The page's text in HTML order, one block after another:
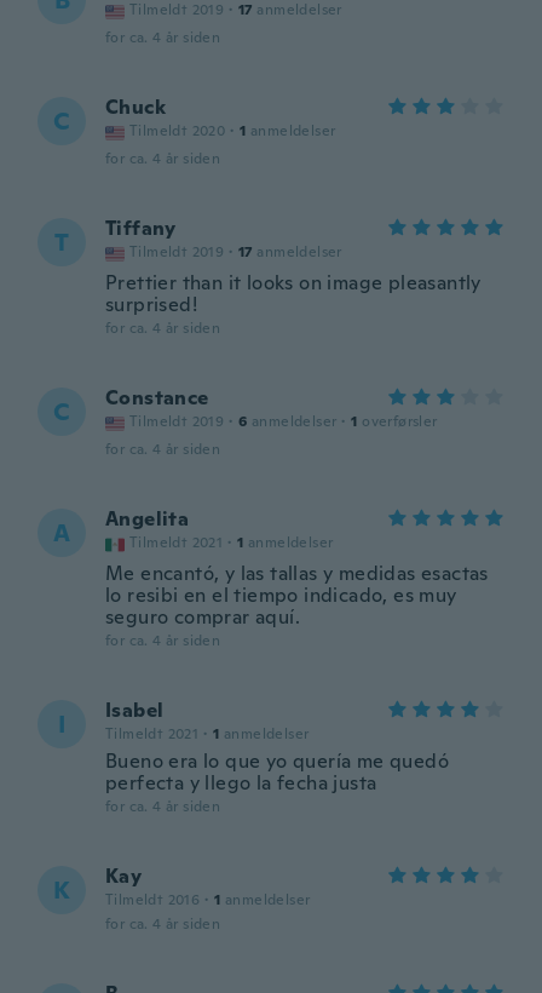
Tilmeldt 2019 · 17 anmeldelser
for ca. 4 år siden
C Chuck
Tilmeldt 2020 · 1 anmeldelser
for ca. 4 år siden
T Tiffany
Tilmeldt 2019 · 17 anmeldelser
Prettier than it looks on image pleasantly
surprised!
for ca. 4 år siden
C Constance
Tilmeldt 2019 · 6 anmeldelser · 1 overførsler
for ca. 4 år siden
A Angelita
Tilmeldt 2021 · 1 anmeldelser
Me encantó, y las tallas y medidas esactas
lo resibi en el tiempo indicado, es muy
seguro comprar aquí.
for ca. 4 år siden
I Isabel
Tilmeldt 2021 · 1 anmeldelser
Bueno era lo que yo quería me quedó
perfecta y llego la fecha justa
for ca. 4 år siden
K Kay
Tilmeldt 2016 · 1 anmeldelser
for ca. 4 år siden